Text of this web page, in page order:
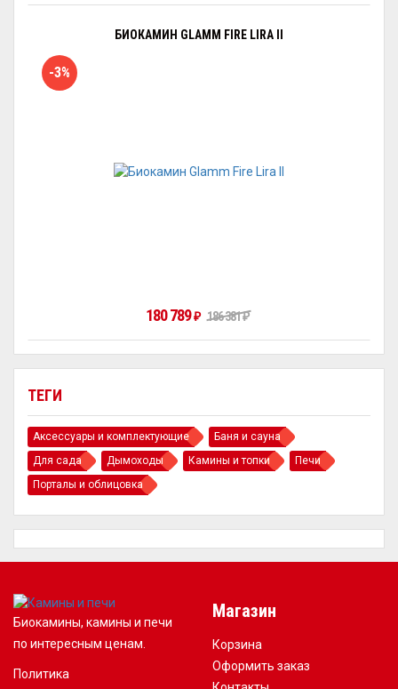
ТЕГИ
Аксессуары и комплектующие
Баня и сауна
Для сада
Дымоходы Камины и топки
Печи
Порталы и облицовка
БИОКАМИН GLAMM FIRE LIRA II
-3%
180 789 ₽ 186 381₽
Биокамины, камины и печи
по интересным ценам.
Политика
Магазин
Корзина
Оформить заказ